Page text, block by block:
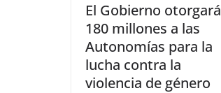
El Gobierno otorgará
180 millones a las
Autonomías para la
lucha contra la
violencia de género